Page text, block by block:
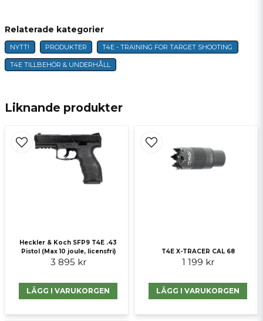
name
Namn
email
E-postadress
Ja, ni får publicera min fråga
Liknande produkter
Heckler & Koch SFP9 T4E .43
Pistol (Max 10 joule, licensfri)
3 895 kr
LÄGG I VARUKORGEN
T4E X-TRACER CAL 68
1 199 kr
LÄGG I VARUKORGEN
Relaterade kategorier
NYTT! PRODUKTER T4E - TRAINING FOR TARGET SHOOTING
T4E TILLBEHÖR & UNDERHÅLL